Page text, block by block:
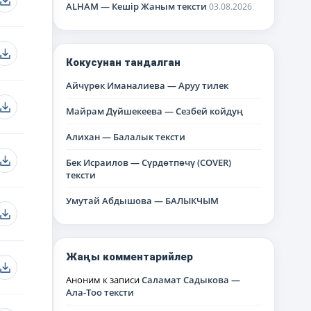
ALHAM — Кешір Жаным тексти 03.08.2026
Кокусунан тандалган
Айчүрөк Иманалиева — Аруу тилек
Майрам Дүйшекеева — Сезбей койдуң
Алихан — Балалык тексти
Бек Исраилов — Сүрдөтпөчү (COVER)
тексти
Умутай Абдышова — БАЛЫКЧЫМ
Жаңы комментарийлер
Аноним к записиСаламат Садыкова —
Ала-Тоо тексти